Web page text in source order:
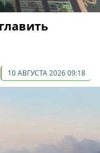
10 АВГУСТА 2026 09:18